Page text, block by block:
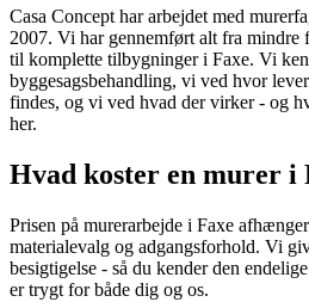
Casa Concept har arbejdet med
2007. Vi har gennemført alt fra mindre
til komplette tilbygninger i Faxe. Vi
byggesagsbehandling, vi ved hvor
findes, og vi ved hvad der virker - og
her.
Hvad koster en murer i
Prisen på murerarbejde i Faxe
materialevalg og adgangsforhold. Vi
besigtigelse - så du kender den
er trygt for både dig og os.